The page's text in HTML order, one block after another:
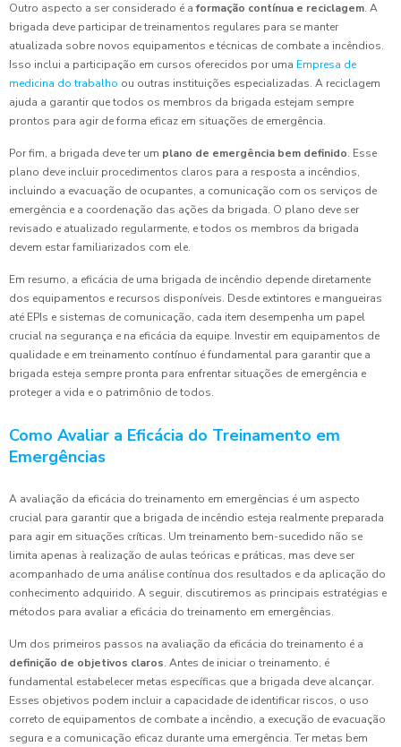
Outro aspecto a ser considerado é a formação contínua e reciclagem. A
brigada deve participar de treinamentos regulares para se manter
atualizada sobre novos equipamentos e técnicas de combate a incêndios.
Isso inclui a participação em cursos oferecidos por uma Empresa de
medicina do trabalho ou outras instituições especializadas. A reciclagem
ajuda a garantir que todos os membros da brigada estejam sempre
prontos para agir de forma eficaz em situações de emergência.
Por fim, a brigada deve ter um plano de emergência bem definido. Esse
plano deve incluir procedimentos claros para a resposta a incêndios,
incluindo a evacuação de ocupantes, a comunicação com os serviços de
emergência e a coordenação das ações da brigada. O plano deve ser
revisado e atualizado regularmente, e todos os membros da brigada
devem estar familiarizados com ele.
Em resumo, a eficácia de uma brigada de incêndio depende diretamente
dos equipamentos e recursos disponíveis. Desde extintores e mangueiras
até EPIs e sistemas de comunicação, cada item desempenha um papel
crucial na segurança e na eficácia da equipe. Investir em equipamentos de
qualidade e em treinamento contínuo é fundamental para garantir que a
brigada esteja sempre pronta para enfrentar situações de emergência e
proteger a vida e o patrimônio de todos.
Como Avaliar a Eficácia do Treinamento em
Emergências
A avaliação da eficácia do treinamento em emergências é um aspecto
crucial para garantir que a brigada de incêndio esteja realmente preparada
para agir em situações críticas. Um treinamento bem-sucedido não se
limita apenas à realização de aulas teóricas e práticas, mas deve ser
acompanhado de uma análise contínua dos resultados e da aplicação do
conhecimento adquirido. A seguir, discutiremos as principais estratégias e
métodos para avaliar a eficácia do treinamento em emergências.
Um dos primeiros passos na avaliação da eficácia do treinamento é a
definição de objetivos claros. Antes de iniciar o treinamento, é
fundamental estabelecer metas específicas que a brigada deve alcançar.
Esses objetivos podem incluir a capacidade de identificar riscos, o uso
correto de equipamentos de combate a incêndio, a execução de evacuação
segura e a comunicação eficaz durante uma emergência. Ter metas bem